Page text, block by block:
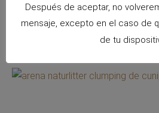
otro pequeño mamífero herbívoro,
forman parte de los momentos más
Después de aceptar, no
mensaje, excepto en el caso de
de tu